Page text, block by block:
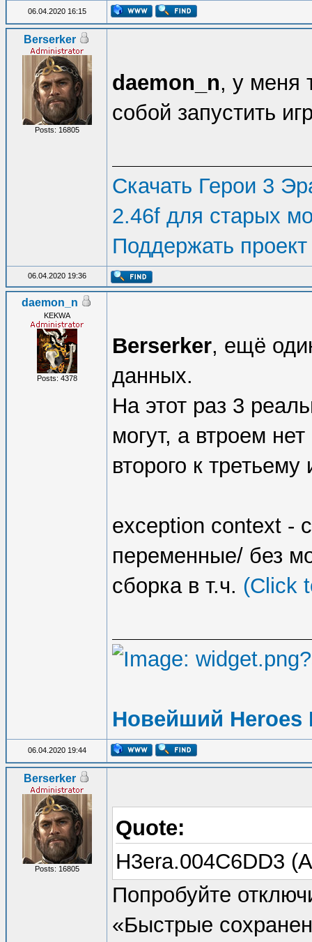
06.04.2020 16:15
Berserker
Posts: 16805
daemon_n, у меня
собой запустить
Скачать Герои 3
2.46f для старых
Поддержать проект
06.04.2020 19:36
daemon_n
KEKWA
Posts: 4378
Berserker, ещё
данных.
На этот раз 3
могут, а втроем
второго к
exception context -
переменные/ без
сборка в т.ч. (Click
Новейший Heroes
06.04.2020 19:44
Berserker
Posts: 16805
Quote:
H3era.004C6DD3
Попробуйте
«Быстрые